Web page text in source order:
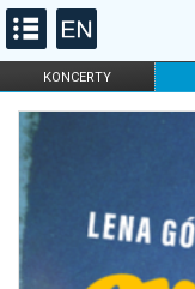
KONCERTY
FILHARMONIA